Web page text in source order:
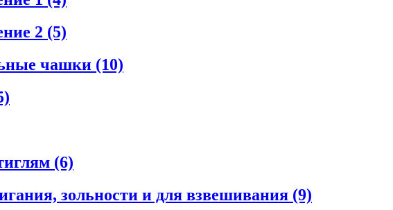
2 (5)
чашки (10)
(6)
зольности и для взвешивания (9)